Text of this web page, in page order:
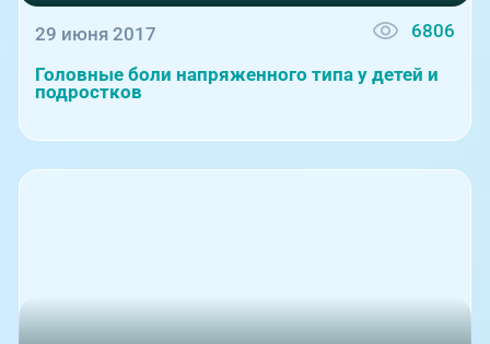
29 июня 2017 6806
Головные боли напряженного типа у детей и
подростков